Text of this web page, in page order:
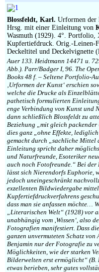
Blossfeldt, Karl. Urformen der
Hrsg. mit einer Einleitung von
Wasmuth (1929). 4°.
Kupfertiefdruck. Orig.-Leinen-
Deckeltitel und Deckelvignette
Auer 133. Heidtmann 14471 u.
Abb.). Parr/Badger I, 96. The
Books 48 f. – Seltene Portfolio-
‚Urformen der Kunst‘ erschien
welche die Drucke als
pathetisch formulierten
enge Verbindung von Kunst und
dann schließlich Blossfeldt zu
Beziehung „mit gleich
dies ganz „ohne Effekte,
gemacht durch „sachliche
Einleitung spricht daher
und Naturfreunde, Esoteriker
auch noch Fotofreunde.“ Bei
lässt sich Nierendorfs Euphorie,
jedoch uneingeschränkt
exzellenten Bildwiedergabe
Kupfertiefdruckverfahrens
dass man sie anfassen
„Literarischen Welt“ (1928) vor
unabhängig vom ‚Wissen‘, also
Fotografien manifestiert. Dass
ganzen unvermuteten Schatz
Benjamin nur der Fotografie zu
Möglichkeiten, wie der starken
Bilderwelten erst ermöglicht“ (B.
etwas berieben, sehr gutes